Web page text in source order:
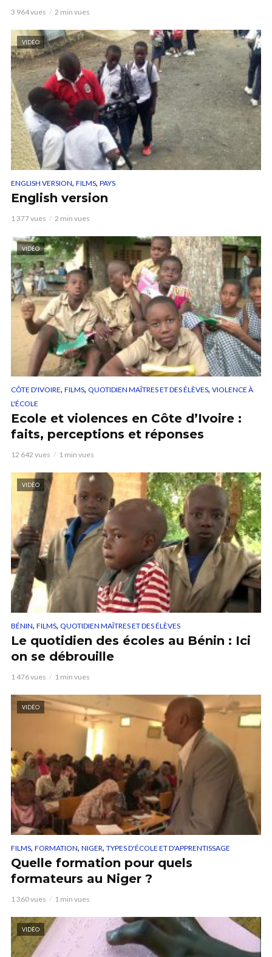
3 964 vues 2 min vues
VIDÉO
ENGLISH VERSION, FILMS, PAYS
English version
1 377 vues 2 min vues
VIDÉO
CÔTE D'IVOIRE, FILMS, QUOTIDIEN MAÎTRES ET DES ÉLÈVES, VIOLENCE À
L'ÉCOLE
Ecole et violences en Côte d’Ivoire :
faits, perceptions et réponses
12 642 vues 1 min vues
VIDÉO
BÉNIN, FILMS, QUOTIDIEN MAÎTRES ET DES ÉLÈVES
Le quotidien des écoles au Bénin : Ici
on se débrouille
1 476 vues 1 min vues
VIDÉO
FILMS, FORMATION, NIGER, TYPES D'ÉCOLE ET D'APPRENTISSAGE
Quelle formation pour quels
formateurs au Niger ?
1 360 vues 1 min vues
VIDÉO